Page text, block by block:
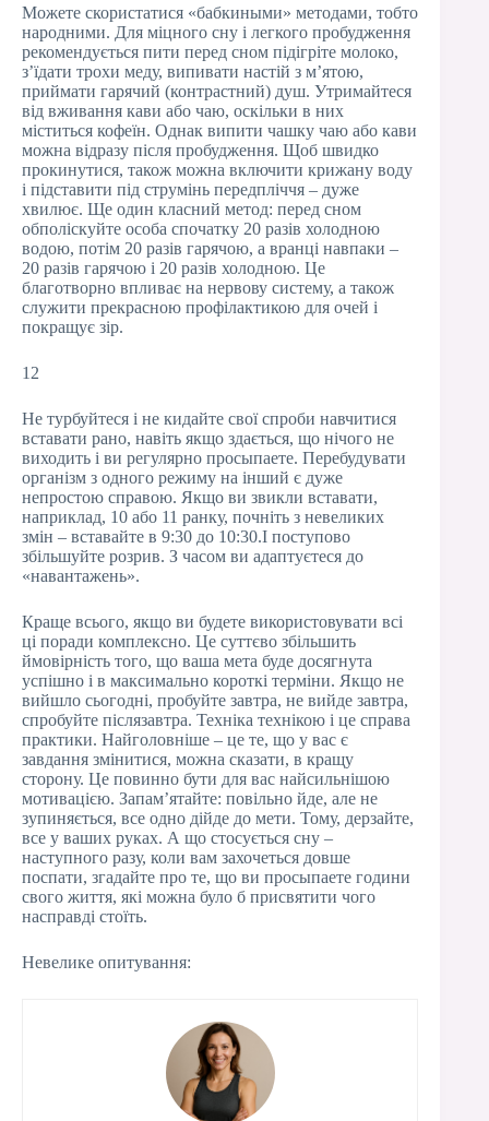
Можете скористатися «бабкиными» методами, тобто
народними. Для міцного сну і легкого пробудження
рекомендується пити перед сном підігріте молоко,
з’їдати трохи меду, випивати настій з м’ятою,
приймати гарячий (контрастний) душ. Утримайтеся
від вживання кави або чаю, оскільки в них
міститься кофеїн. Однак випити чашку чаю або кави
можна відразу після пробудження. Щоб швидко
прокинутися, також можна включити крижану воду
і підставити під струмінь передпліччя – дуже
хвилює. Ще один класний метод: перед сном
обполіскуйте особа спочатку 20 разів холодною
водою, потім 20 разів гарячою, а вранці навпаки –
20 разів гарячою і 20 разів холодною. Це
благотворно впливає на нервову систему, а також
служити прекрасною профілактикою для очей і
покращує зір.
12
Не турбуйтеся і не кидайте свої спроби навчитися
вставати рано, навіть якщо здається, що нічого не
виходить і ви регулярно просыпаете. Перебудувати
організм з одного режиму на інший є дуже
непростою справою. Якщо ви звикли вставати,
наприклад, 10 або 11 ранку, почніть з невеликих
змін – вставайте в 9:30 до 10:30.І поступово
збільшуйте розрив. З часом ви адаптуєтеся до
«навантажень».
Краще всього, якщо ви будете використовувати всі
ці поради комплексно. Це суттєво збільшить
ймовірність того, що ваша мета буде досягнута
успішно і в максимально короткі терміни. Якщо не
вийшло сьогодні, пробуйте завтра, не вийде завтра,
спробуйте післязавтра. Техніка технікою і це справа
практики. Найголовніше – це те, що у вас є
завдання змінитися, можна сказати, в кращу
сторону. Це повинно бути для вас найсильнішою
мотивацією. Запам’ятайте: повільно йде, але не
зупиняється, все одно дійде до мети. Тому, дерзайте,
все у ваших руках. А що стосується сну –
наступного разу, коли вам захочеться довше
поспати, згадайте про те, що ви просыпаете години
свого життя, які можна було б присвятити чого
насправді стоїть.
Невелике опитування: